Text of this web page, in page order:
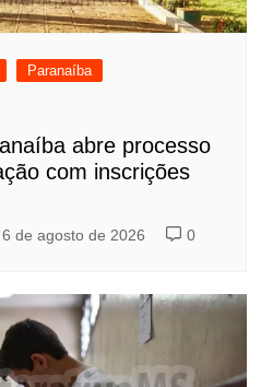
Paranaíba
abre processo
com inscrições
6 de agosto de 2026 0